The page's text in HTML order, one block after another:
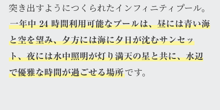
突き出すようにつくられたインフィニティプール。
一年中 24 時間利用可能なプールは、昼には青い海
と空を望み、夕方には海に夕日が沈むサンセッ
ト、夜には水中照明が灯り満天の星と共に、水辺
で優雅な時間が過ごせる場所です。